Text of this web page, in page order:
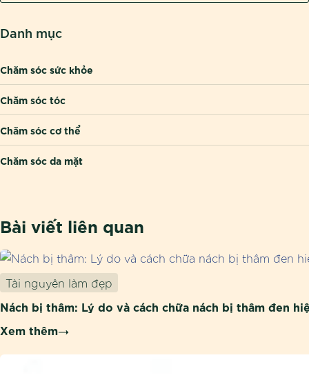
Danh mục
Chăm sóc sức khỏe
Chăm sóc tóc
Chăm sóc cơ thể
Chăm sóc da mặt
Bài viết liên quan
Tài nguyên làm đẹp
Nách bị thâm: Lý do và cách chữa nách bị thâm đen
Xem thêm